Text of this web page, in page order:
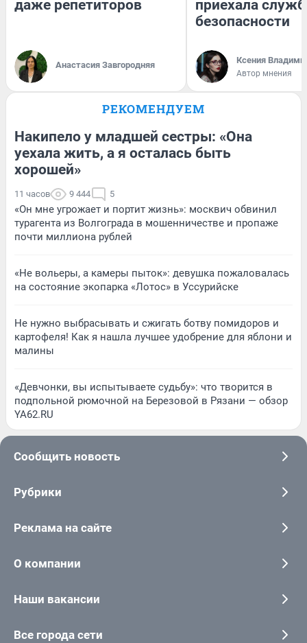
даже репетиторов
Анастасия Завгородняя
приехала
безопасности
Ксения
Автор мнения
РЕКОМЕНДУЕМ
Накипело у младшей сестры: «Она
уехала жить, а я осталась быть
хорошей»
11 часов 9 444 5
«Он мне угрожает и портит жизнь»: москвич обвинил
турагента из Волгограда в мошенничестве и пропаже
почти миллиона рублей
«Не вольеры, а камеры пыток»: девушка пожаловалась
на состояние экопарка «Лотос» в Уссурийске
Не нужно выбрасывать и сжигать ботву помидоров и
картофеля! Как я нашла лучшее удобрение для яблони и
малины
«Девчонки, вы испытываете судьбу»: что творится в
подпольной рюмочной на Березовой в Рязани — обзор
YA62.RU
Сообщить новость
Рубрики
Реклама на сайте
О компании
Наши вакансии
Все города сети